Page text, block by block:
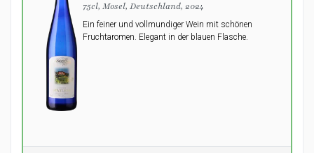
75cl, Mosel, Deutschland, 2024
Ein feiner und vollmundiger Wein mit schönen
Fruchtaromen. Elegant in der blauen Flasche.